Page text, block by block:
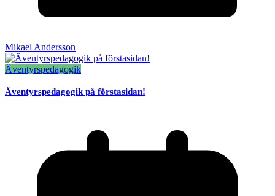
Mikael Andersson
Äventyrspedagogik
Äventyrspedagogik på förstasidan!